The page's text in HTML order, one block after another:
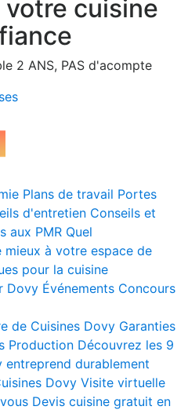
cuisine
2 ANS, PAS d'acompte
Plans de travail Portes
d'entretien Conseils et
aux PMR Quel
à votre espace de
pour la cuisine
Dovy Événements Concours
de Cuisines Dovy Garanties
Production Découvrez les 9
entreprend durablement
Dovy Visite virtuelle
Devis cuisine gratuit en